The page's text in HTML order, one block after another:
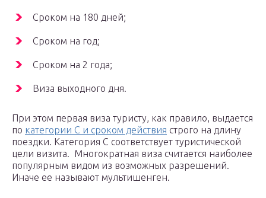
Сроком на 180 дней;
Сроком на год;
Сроком на 2 года;
Виза выходного дня.
При этом первая виза туристу, как правило, выдается
по категории С и сроком действия строго на длину
поездки. Категория С соответствует туристической
цели визита. Многократная виза считается наиболее
популярным видом из возможных разрешений.
Иначе ее называют мультишенген.